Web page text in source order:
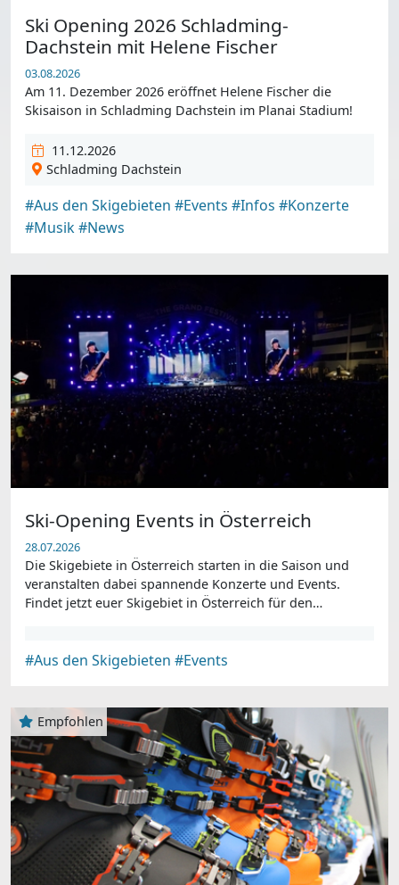
Ski Opening 2026 Schladming-
Dachstein mit Helene Fischer
03.08.2026
Am 11. Dezember 2026 eröffnet Helene Fischer die
Skisaison in Schladming Dachstein im Planai Stadium!
11.12.2026
Schladming Dachstein
#Aus den Skigebieten #Events #Infos #Konzerte
#Musik#News
Ski-Opening Events in Österreich
28.07.2026
Die Skigebiete in Österreich starten in die Saison und
veranstalten dabei spannende Konzerte und Events.
Findet jetzt euer Skigebiet in Österreich für den
#Aus den Skigebieten #Events
Empfohlen